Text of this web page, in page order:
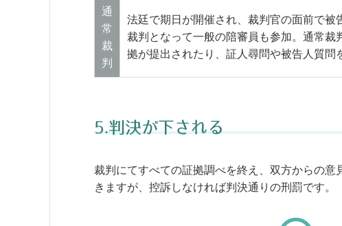
通
常
裁
判
法廷で期日が開催され、裁判官の面前で
裁判となって一般の陪審員も参加。通常
拠が提出されたり、証人尋問や被告人質問
5.判決が下される
裁判にてすべての証拠調べを終え、双方からの
きますが、控訴しなければ判決通りの刑罰です。